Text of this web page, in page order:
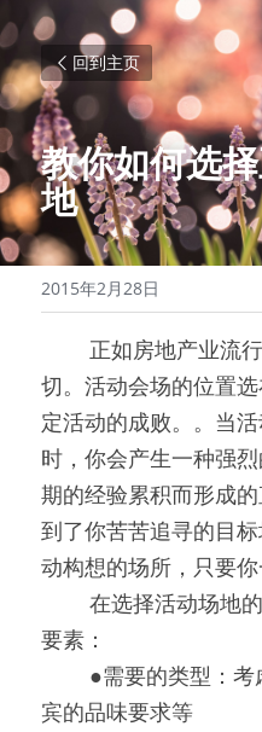
回到主页
教你如何选
地
2015年2月28日
正如房地产业流
切。活动会场的位置
定活动的成败。。当
时，你会产生一种强
期的经验累积而形成
到了你苦苦追寻的目
动构想的场所，只要你
在选择活动场地
要素：
●需要的类型：
宾的品味要求等